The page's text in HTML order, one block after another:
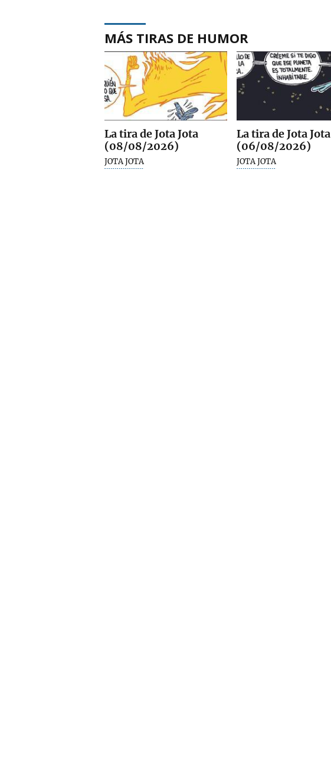
MÁS TIRAS DE HUMOR
La tira de Jota Jota
(08/08/2026)
JOTA JOTA
La tira de Jota Jota
(06/08/2026)
JOTA JOTA